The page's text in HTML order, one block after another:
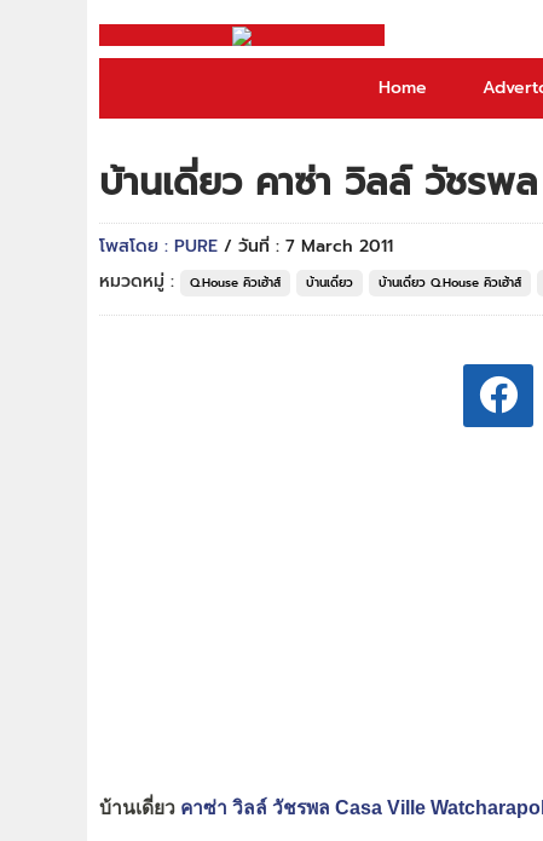
Home
บ้านเดี่ยว คาซ่า วิลล์ วัชรพ
โพสโดย : PURE / วันที่ : 7 March 2011
หมวดหมู่ :
Q.House คิวเฮ้าส์ บ้านเดี่ยว บ้านเดี่ยว Q.House คิวเฮ้าส์
บ้านเดี่ยว คาซ่า วิลล์ วัชรพล Casa Ville Watcharapol